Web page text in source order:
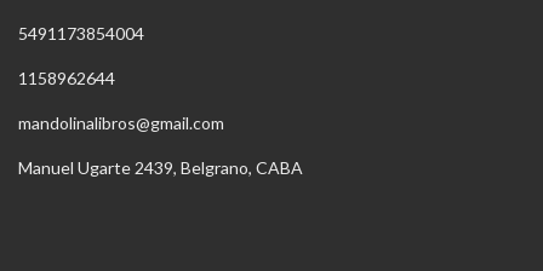
5491173854004
1158962644
mandolinalibros@gmail.com
Manuel Ugarte 2439, Belgrano, CABA